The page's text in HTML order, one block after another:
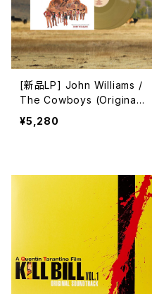
[新品LP] John Williams /
The Cowboys (Original
Motion Picture Soundtra
ck) / 11人のカウボーイ
¥5,280